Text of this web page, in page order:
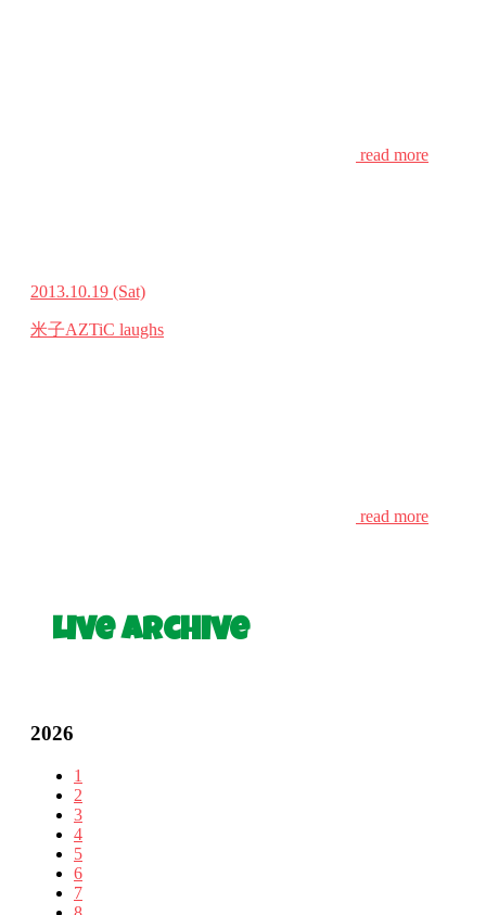
read more
2013.10.19 (Sat)
米子AZTiC laughs
read more
Live Archive
2026
1
2
3
4
5
6
7